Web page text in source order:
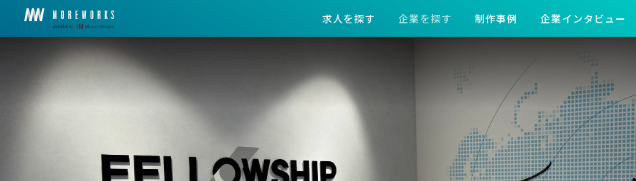
求人を探す 企業を探す 制作事例 企業インタビュー